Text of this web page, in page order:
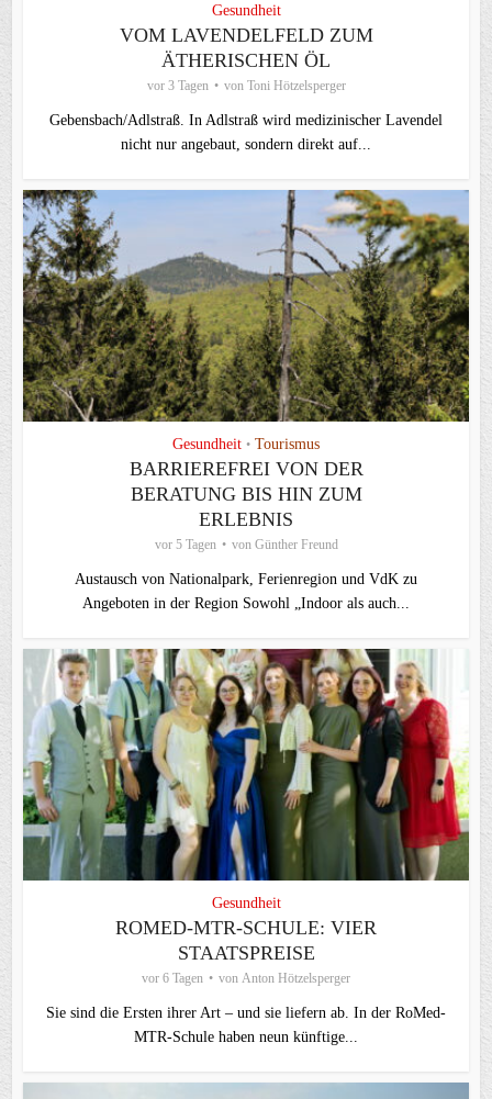
Gesundheit
VOM LAVENDELFELD ZUM
ÄTHERISCHEN ÖL
vor 3 Tagen von Toni Hötzelsperger
Gebensbach/Adlstraß. In Adlstraß wird medizinischer Lavendel
nicht nur angebaut, sondern direkt auf...
Gesundheit • Tourismus
BARRIEREFREI VON DER
BERATUNG BIS HIN ZUM
ERLEBNIS
vor 5 Tagen von Günther Freund
Austausch von Nationalpark, Ferienregion und VdK zu
Angeboten in der Region Sowohl „Indoor als auch...
Gesundheit
ROMED-MTR-SCHULE: VIER
STAATSPREISE
vor 6 Tagen von Anton Hötzelsperger
Sie sind die Ersten ihrer Art – und sie liefern ab. In der RoMed-
MTR-Schule haben neun künftige...